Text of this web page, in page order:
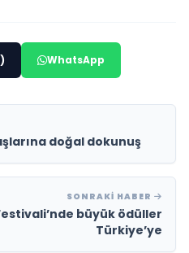
WhatsApp
doğal dokunuş
SONRAKI HABER
büyük ödüller
Türkiye’ye